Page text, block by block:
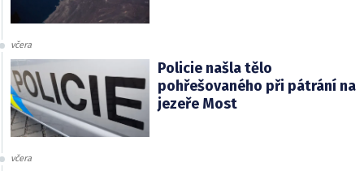
včera
Policie našla tělo
pohřešovaného při pátrání na
jezeře Most
včera